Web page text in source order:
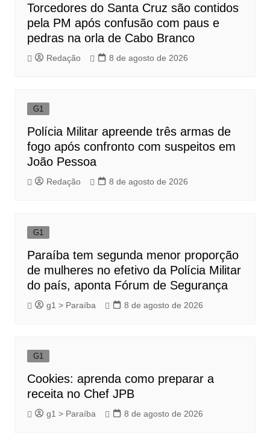
Torcedores do Santa Cruz são contidos
pela PM após confusão com paus e
pedras na orla de Cabo Branco
Redação 8 de agosto de 2026
G1
Polícia Militar apreende três armas de
fogo após confronto com suspeitos em
João Pessoa
Redação 8 de agosto de 2026
G1
Paraíba tem segunda menor proporção
de mulheres no efetivo da Polícia Militar
do país, aponta Fórum de Segurança
g1 > Paraíba 8 de agosto de 2026
G1
Cookies: aprenda como preparar a
receita no Chef JPB
g1 > Paraíba 8 de agosto de 2026